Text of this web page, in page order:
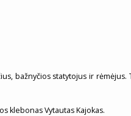
bažnyčios statytojus ir rėmėjus.
klebonas Vytautas Kajokas.